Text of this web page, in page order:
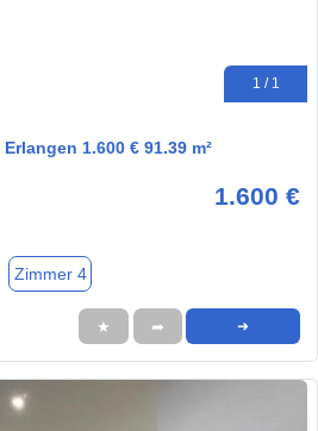
1 / 1
1.600 € 91.39 m²
1.600 €
Zimmer 4
★ ➦ ➜